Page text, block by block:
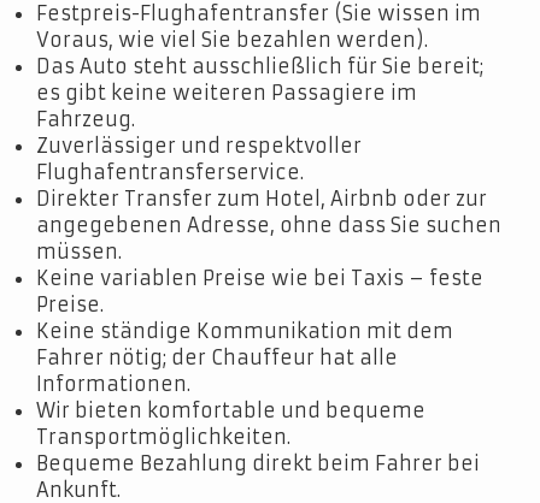
Festpreis-Flughafentransfer (Sie wissen im
Voraus, wie viel Sie bezahlen werden).
Das Auto steht ausschließlich für Sie bereit;
es gibt keine weiteren Passagiere im
Fahrzeug.
Zuverlässiger und respektvoller
Flughafentransferservice.
Direkter Transfer zum Hotel, Airbnb oder zur
angegebenen Adresse, ohne dass Sie suchen
müssen.
Keine variablen Preise wie bei Taxis – feste
Preise.
Keine ständige Kommunikation mit dem
Fahrer nötig; der Chauffeur hat alle
Informationen.
Wir bieten komfortable und bequeme
Transportmöglichkeiten.
Bequeme Bezahlung direkt beim Fahrer bei
Ankunft.